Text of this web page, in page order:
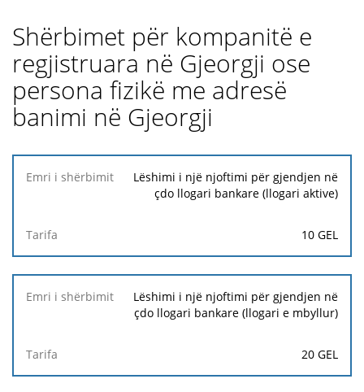
Shërbimet për kompanitë e
regjistruara në Gjeorgji ose
persona fizikë me adresë
banimi në Gjeorgji
Emri i
Tarifa
Lëshimi i një njoftimi për gjendjen në
çdo llogari bankare (llogari aktive)
10 GEL
Lëshimi i një njoftimi për gjendjen në
çdo llogari bankare (llogari e mbyllur)
20 GEL